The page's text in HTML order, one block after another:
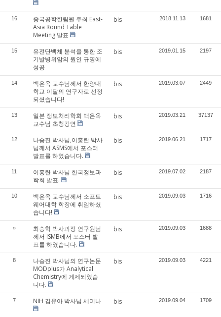
16
중국공학한림원 주최 East-
Asia Round Table
Meeting 발표
bis 2018.11.13 1681
15
유전단백체 분석을 통한 조
기발병위암의 원인 규명에
성공
bis 2019.01.15 2197
14
백은옥 교수님께서 한양대
학교 이달의 연구자로 선정
되셨습니다!
bis 2019.03.07 2449
13
일본 정보처리학회 백은옥
교수님 초청강연
bis 2019.03.21 37137
12
나승진 박사님,이홍란 박사
님께서 ASMS에서 포스터
발표를 하였습니다.
bis 2019.06.21 1717
11
이홍란 박사님 한국정보과
학회 발표.
bis 2019.07.02 2187
10
백은옥 교수님께서 소프트
웨어대학 학장에 취임하셨
습니다!
bis 2019.09.03 1716
»
최승혁 박사과정 연구원님
께서 ISMB에서 포스터 발
표를 하였습니다.
bis 2019.09.03 1688
8
나승진 박사님의 연구논문
MODplus가 Analytical
Chemistry에 게제되었습
니다.
bis 2019.09.03 4221
7 NIH 김유아 박사님 세미나 bis 2019.09.04 1709